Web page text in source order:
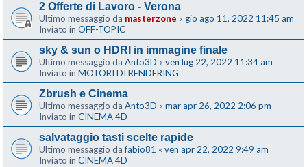
2 Offerte di Lavoro - Verona
Ultimo messaggio da masterzone « gio ago 11, 2022 11:45 am
Inviato in OFF-TOPIC
sky & sun o HDRI in immagine finale
Ultimo messaggio da Anto3D « ven lug 22, 2022 11:34 am
Inviato in MOTORI DI RENDERING
Zbrush e Cinema
Ultimo messaggio da Anto3D « mar apr 26, 2022 2:06 pm
Inviato in CINEMA 4D
salvataggio tasti scelte rapide
Ultimo messaggio dafabio81 « ven apr 22, 2022 9:49 am
Inviato in CINEMA 4D